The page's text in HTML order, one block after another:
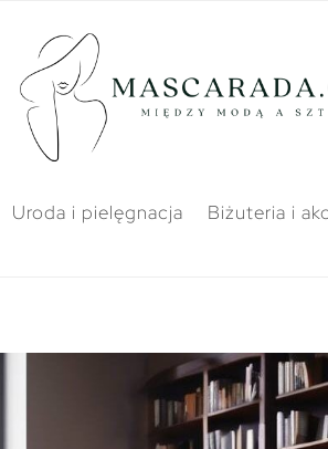
Uroda i pielęgnacja Biżuteria i